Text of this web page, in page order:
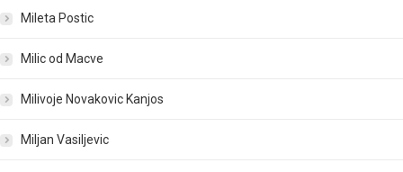
Mileta Postic
Milic od Macve
Milivoje Novakovic Kanjos
Miljan Vasiljevic